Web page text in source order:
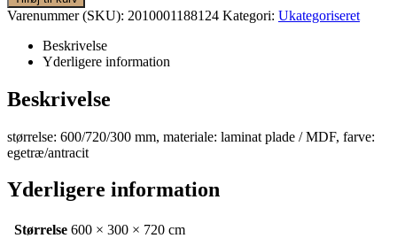
1.470 kr..1.029 kr..
Varenummer (SKU): 2010001188124 Kategori: Ukategoriseret
Beskrivelse
Yderligere information
Beskrivelse
størrelse: 600/720/300 mm, materiale: laminat plade / MDF, farve:
egetræ/antracit
Yderligere information
Størrelse 600 × 300 × 720 cm